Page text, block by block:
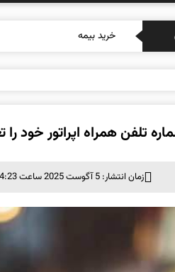
خرید بیمه: سنتی یا آنلاین؟ ک
تلفن همراه اپراتور خود را
زمان انتشار: 5 آگوست 2025 ساعت 4:23